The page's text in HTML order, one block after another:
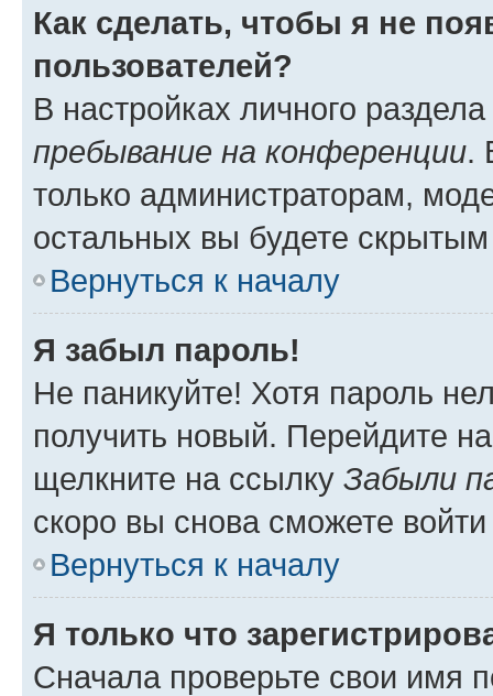
Как сделать, чтобы я не
пользователей?
В настройках личного
пребывание на конференции.
только администраторам,
остальных вы будете
Вернуться к началу
Я забыл пароль!
Не паникуйте! Хотя пароль
получить новый. Перейдите
щелкните на ссылку Забыли
скоро вы снова сможете
Вернуться к началу
Я только что
Сначала проверьте свои имя